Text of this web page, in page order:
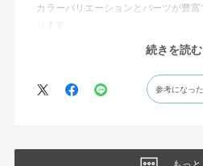
カラーバリエーションとパーツが豊
オフィスチェアにしては比較的コン
した、座り心地も良く大変気に入って
今回どうしても欲しい色の組み合わ
購入しましたが、欲を言えば稼働肘
続きを読む
参考になった